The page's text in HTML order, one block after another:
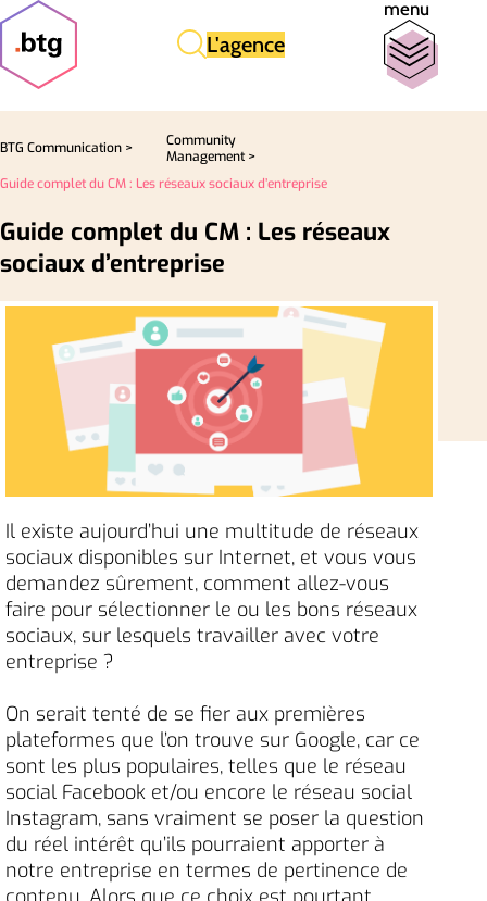
L'agence
menu
BTG Communication >
Community
Management >
Guide complet du CM : Les réseaux sociaux d’entreprise
Guide complet du CM : Les réseaux
sociaux d’entreprise
Il existe aujourd’hui une multitude de réseaux
sociaux disponibles sur Internet, et vous vous
demandez sûrement, comment allez-vous
faire pour sélectionner le ou les bons réseaux
sociaux, sur lesquels travailler avec votre
entreprise ?
On serait tenté de se fier aux premières
plateformes que l’on trouve sur Google, car ce
sont les plus populaires, telles que le réseau
social Facebook et/ou encore le réseau social
Instagram, sans vraiment se poser la question
du réel intérêt qu’ils pourraient apporter à
notre entreprise en termes de pertinence de